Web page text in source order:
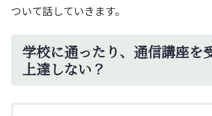
ついて話していきます。
学校に通ったり、通信講座を
上達しない？